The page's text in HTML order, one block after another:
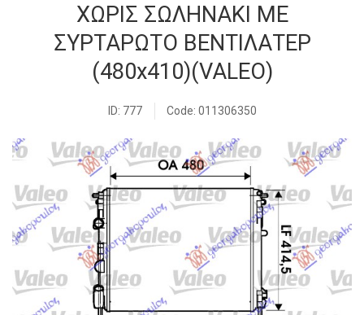
ΧΩΡΙΣ ΣΩΛΗΝΑΚΙ ΜΕ
ΣΥΡΤΑΡΩΤΟ ΒΕΝΤΙΛΑΤΕΡ
(480x410)(VALEO)
ID: 777 Code: 011306350